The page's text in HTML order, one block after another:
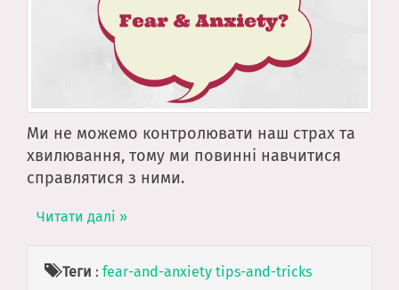
Ми не можемо контролювати наш страх та
хвилювання, тому ми повинні навчитися
справлятися з ними.
Читати далі »
Теги : fear-and-anxiety tips-and-tricks